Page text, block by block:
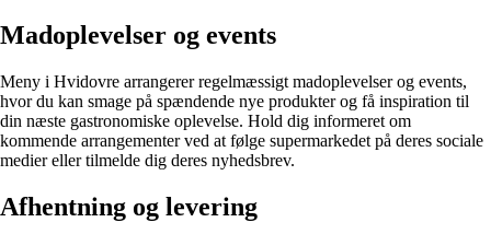
Madoplevelser og events
Meny i Hvidovre arrangerer regelmæssigt madoplevelser og events,
hvor du kan smage på spændende nye produkter og få inspiration til
din næste gastronomiske oplevelse. Hold dig informeret om
kommende arrangementer ved at følge supermarkedet på deres sociale
medier eller tilmelde dig deres nyhedsbrev.
Afhentning og levering